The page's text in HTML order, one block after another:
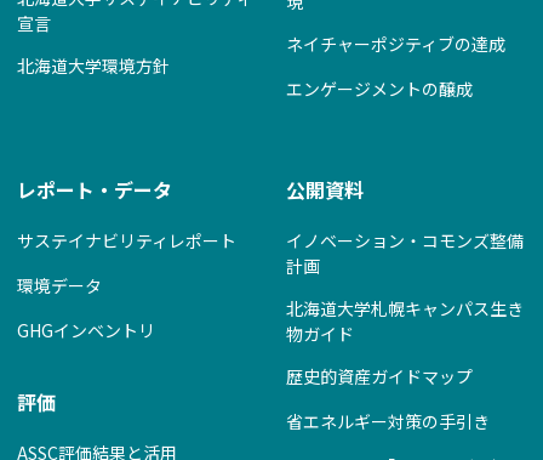
宣言
北海道大学環境方針
ネイチャーポジティブの達成
エンゲージメントの醸成
レポート・データ
サステイナビリティレポート
環境データ
GHGインベントリ
評価
ASSC評価結果と活用
公開資料
イノベーション・コモンズ整備
計画
北海道大学札幌キャンパス生き
物ガイド
歴史的資産ガイドマップ
省エネルギー対策の手引き